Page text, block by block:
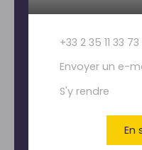
+33 2 35 11 33 73
Envoyer un e-
S'y rendre
En